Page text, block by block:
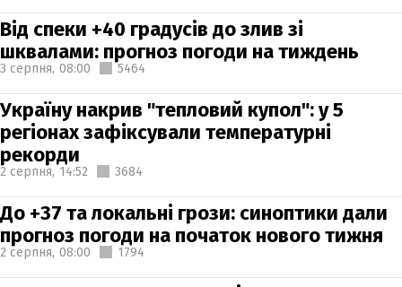
Від спеки +40 градусів до злив зі
шквалами: прогноз погоди на тиждень
3 серпня, 08:00 5464
Україну накрив "тепловий купол": у 5
регіонах зафіксували температурні
рекорди
2 серпня, 14:52 3684
До +37 та локальні грози: синоптики дали
прогноз погоди на початок нового тижня
2 серпня, 08:00 1794